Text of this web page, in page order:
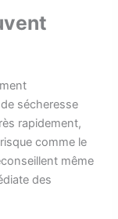
sécheresse
rapidement,
comme le
même
des